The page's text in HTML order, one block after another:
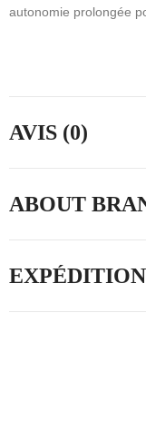
autonomie prolongée
AVIS (0)
ABOUT